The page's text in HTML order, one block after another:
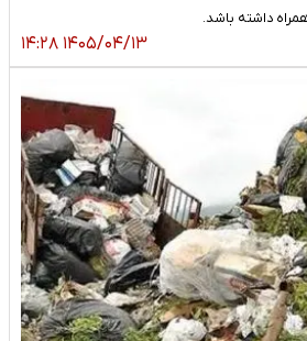
داشته باشد.
۱۴۰۵/۰۴/۱۳ ۱۴:۲۸